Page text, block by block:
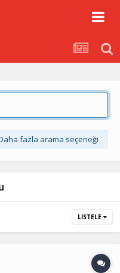
fazla arama seçeneği
LISTELE